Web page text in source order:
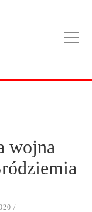
wojna